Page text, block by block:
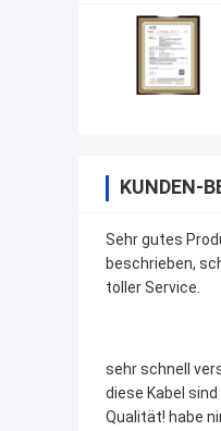
KUNDEN-
Sehr gutes
beschrieben,
toller Service.
sehr schnell
diese Kabel
Qualität! habe